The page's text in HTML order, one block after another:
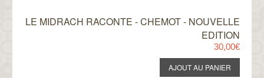
LE MIDRACH RACONTE - CHEMOT - NOUVELLE
EDITION
30,00€